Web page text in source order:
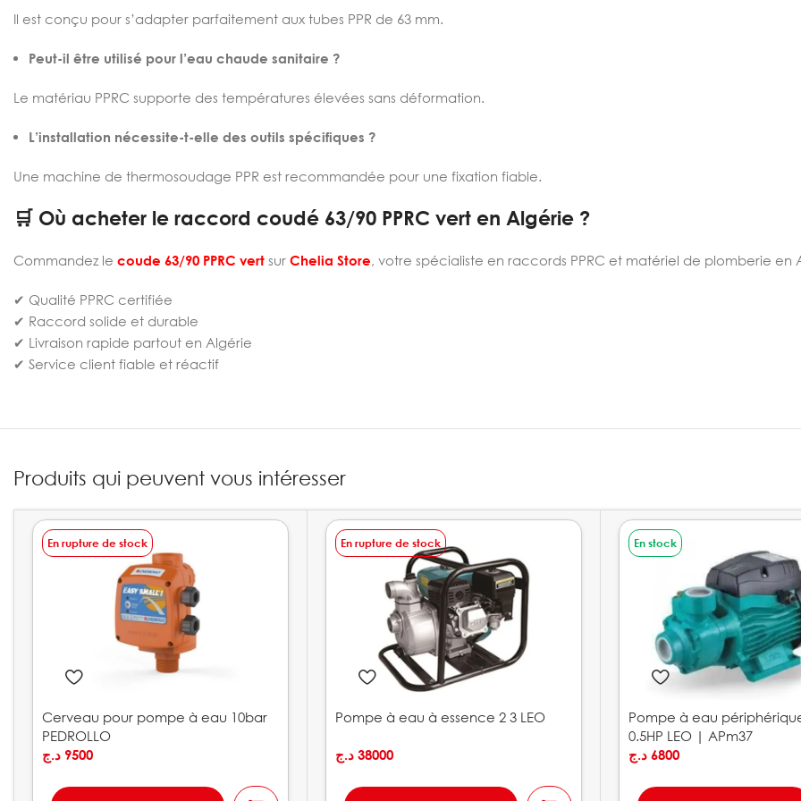
Il est conçu pour s’adapter parfaitement aux tubes PPR de 63 mm.
Peut-il être utilisé pour l’eau chaude sanitaire ?
Le matériau PPRC supporte des températures élevées sans déformation.
L’installation nécessite-t-elle des outils spécifiques ?
Une machine de thermosoudage PPR est recommandée pour une fixation fiable.
🛒 Où acheter le raccord coudé 63/90 PPRC vert en Algérie ?
Commandez le coude 63/90 PPRC vert sur Chelia Store, votre spécialiste en raccords PPRC et matériel de plomberie en
✔ Qualité PPRC certifiée
✔ Raccord solide et durable
✔ Livraison rapide partout en Algérie
✔ Service client fiable et réactif
Produits qui peuvent vous intéresser
En rupture de stock
Cerveau pour pompe à eau 10bar
PEDROLLO
9500 د.ج
En rupture de stock
Pompe à eau à essence 2 3 LEO
38000 د.ج
En stock
Pompe à eau
0.5HP LEO | APm37
6800 د.ج